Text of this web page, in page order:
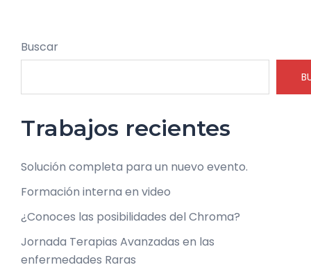
Buscar
Trabajos recientes
Solución completa para un nuevo evento.
Formación interna en video
¿Conoces las posibilidades del Chroma?
Jornada Terapias Avanzadas en las
enfermedades Raras